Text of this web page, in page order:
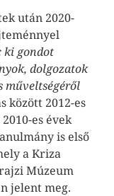
után 2020-
ki gondot
dolgozatok
műveltségéről
között 2012-es
es évek
is első
a Kriza
Múzeum
jelent meg.